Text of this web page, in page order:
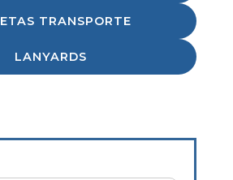
TRANSPORTE
LANYARDS